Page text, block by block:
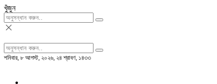
খুঁজুন
শনিবার, ৮ আগস্ট, ২০২৬, ২৪ শ্রাবণ, ১৪৩৩